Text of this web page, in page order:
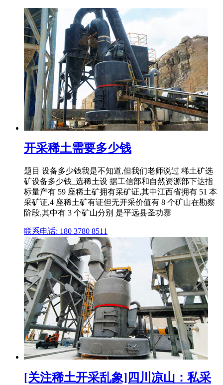
开采稀土需要多少钱
题目 设备多少钱我是不知道,但我们老师说过 稀土矿选
矿设备多少钱_选稀土设 据工信部和自然资源部下达指
标量产有 59 座稀土矿拥有采矿证,其中江西省拥有 51 本
采矿证,4 座稀土矿有证但无开采价值有 8 个矿山在勘察
阶段,其中有 3 个矿山分别 是平远县圣功寨
联系电话: 180 3780 8511
[关注稀土开采乱象]四川凉山：私采